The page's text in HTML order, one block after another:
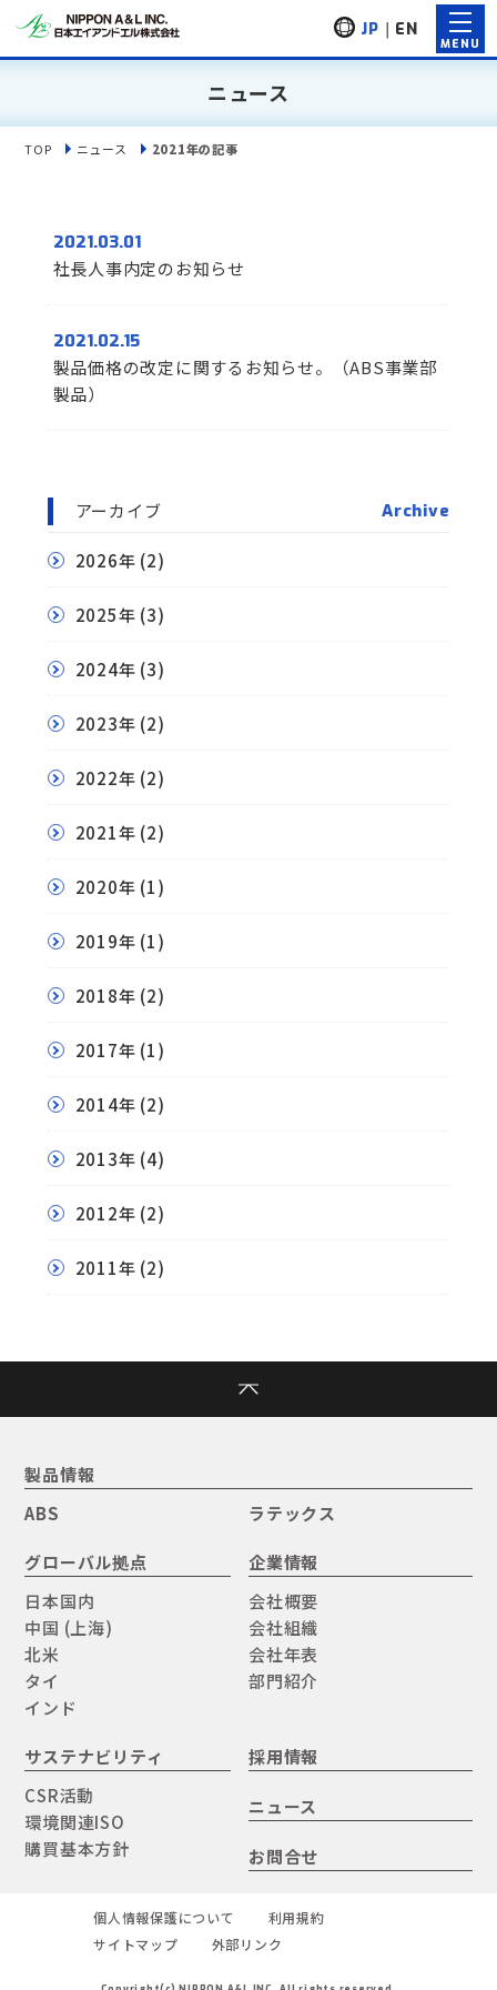
JP ｜ EN
ニュース
TOP ニュース 2021年の記事
2021.03.01
社長人事内定のお知らせ
2021.02.15
製品価格の改定に関するお知らせ。（ABS事業部
製品）
アーカイブ Archive
2026年 (2)
2025年 (3)
2024年 (3)
2023年 (2)
2022年 (2)
2021年 (2)
2020年 (1)
2019年 (1)
2018年 (2)
2017年 (1)
2014年 (2)
2013年 (4)
2012年 (2)
2011年 (2)
製品情報
ABS
ラテックス
グローバル拠点
日本国内
中国 (上海)
北米
タイ
インド
企業情報
会社概要
会社組織
会社年表
部門紹介
サステナビリティ
CSR活動
環境関連ISO
購買基本方針
採用情報
ニュース
お問合せ
個人情報保護について
利用規約
サイトマップ
外部リンク